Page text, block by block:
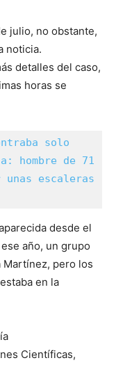
julio, no obstante,
noticia.
detalles del caso,
horas se
solo
hombre de 71
unas escaleras
desde el
año, un grupo
Martínez, pero los
en la
Científicas,